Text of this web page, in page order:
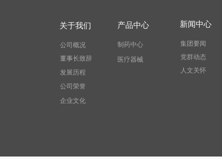
关于我们 产品中心 新闻中心
公司概况 制药中心 集团要闻
人文关怀
党群动态
董事长致辞
发展历程
公司荣誉
企业文化
医疗器械